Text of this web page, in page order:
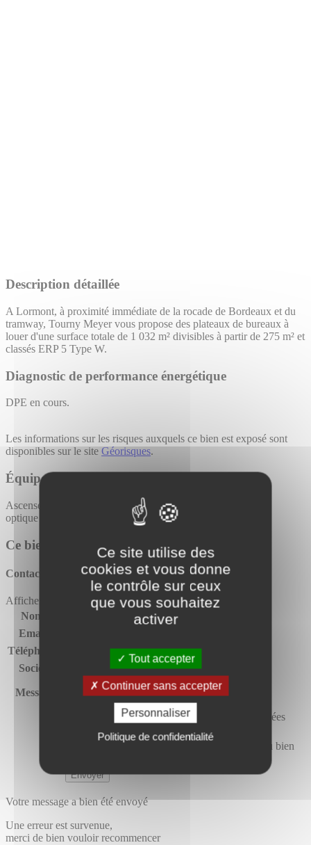
Ce site utilise des
cookies et vous donne
le contrôle sur ceux
que vous souhaitez
activer
Tout accepter
Continuer sans accepter
Personnaliser
Politique de confidentialité
Description détaillée
A Lormont, à proximité immédiate de la rocade de Bordeaux et du
tramway, Tourny Meyer vous propose des plateaux de bureaux à
louer d'une surface totale de 1 032 m² divisibles à partir de 275 m² et
classés ERP 5 Type W.
Diagnostic de performance énergétique
DPE en cours.
Les informations sur les risques auxquels ce bien est exposé sont
disponibles sur le site Géorisques.
Équipements
Ascenseur Bureaux cloisonnés Climatisation réversible
optique
Open Space Parking sous-sol :11
Ce bien vous intéresse ?
Contactez l'agencetourny meyer bordeaux
Afficher le numéro
Nom*
Email*
Téléphone*
Société
Message
J’autorise Tourny Meyer à utiliser mes données
J’accepte de recevoir des offres similaires au bien
Votre message a bien été envoyé
Une erreur est survenue,
merci de bien vouloir recommencer